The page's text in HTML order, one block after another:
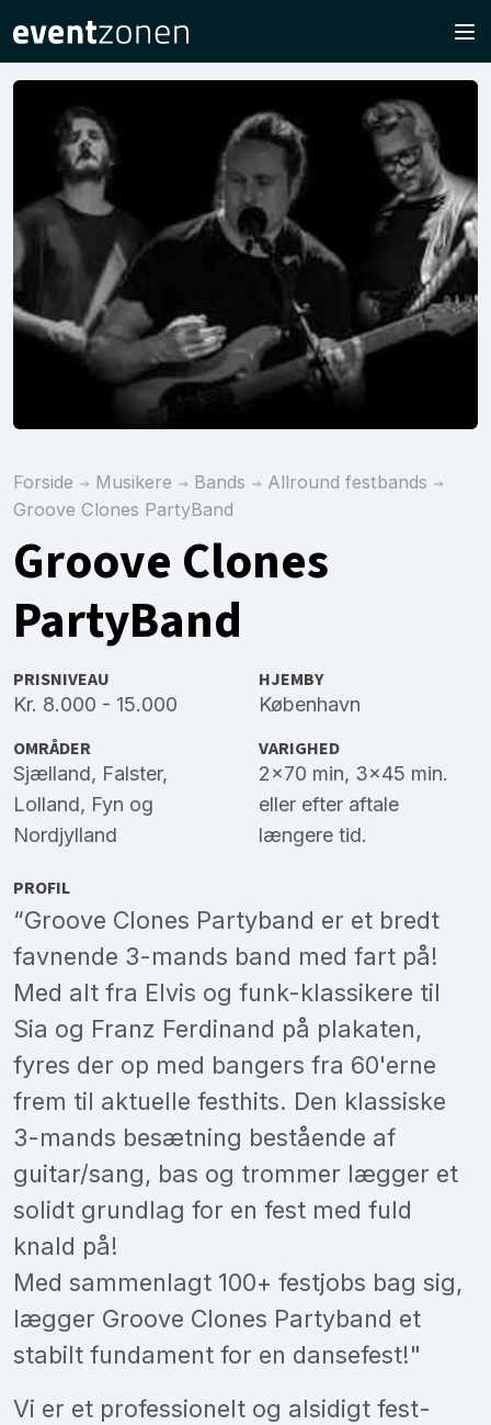
Forside Musikere Bands
Allround festbands
Groove Clones PartyBand
Groove Clones
PartyBand
PRISNIVEAU
Kr. 8.000 - 15.000
HJEMBY
København
OMRÅDER
Sjælland, Falster,
Lolland, Fyn og
Nordjylland
VARIGHED
2x70 min, 3x45 min.
eller efter aftale
længere tid.
PROFIL
“Groove Clones Partyband er et bredt
favnende 3-mands band med fart på!
Med alt fra Elvis og funk-klassikere til
Sia og Franz Ferdinand på plakaten,
fyres der op med bangers fra 60'erne
frem til aktuelle festhits. Den klassiske
3-mands besætning bestående af
guitar/sang, bas og trommer lægger et
solidt grundlag for en fest med fuld
knald på!
Med sammenlagt 100+ festjobs bag sig,
lægger Groove Clones Partyband et
stabilt fundament for en dansefest!"
Vi er et professionelt og alsidigt fest-